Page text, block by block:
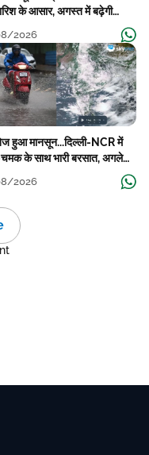
के आसार, अगस्त में बढ़ेगी
2026
हुआ मानसून...दिल्ली-NCR में
के साथ भारी बरसात, अगले
2026